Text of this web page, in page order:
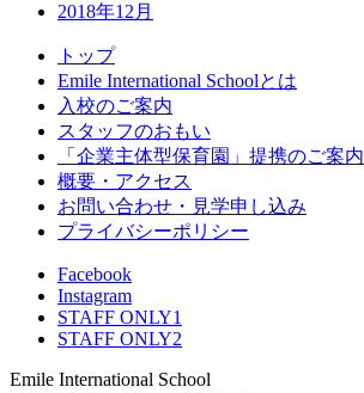
2018年12月
トップ
Emile International Schoolとは
入校のご案内
スタッフのおもい
「企業主体型保育園」提携のご案内
概要・アクセス
お問い合わせ・見学申し込み
プライバシーポリシー
Facebook
Instagram
STAFF ONLY1
STAFF ONLY2
Emile International School